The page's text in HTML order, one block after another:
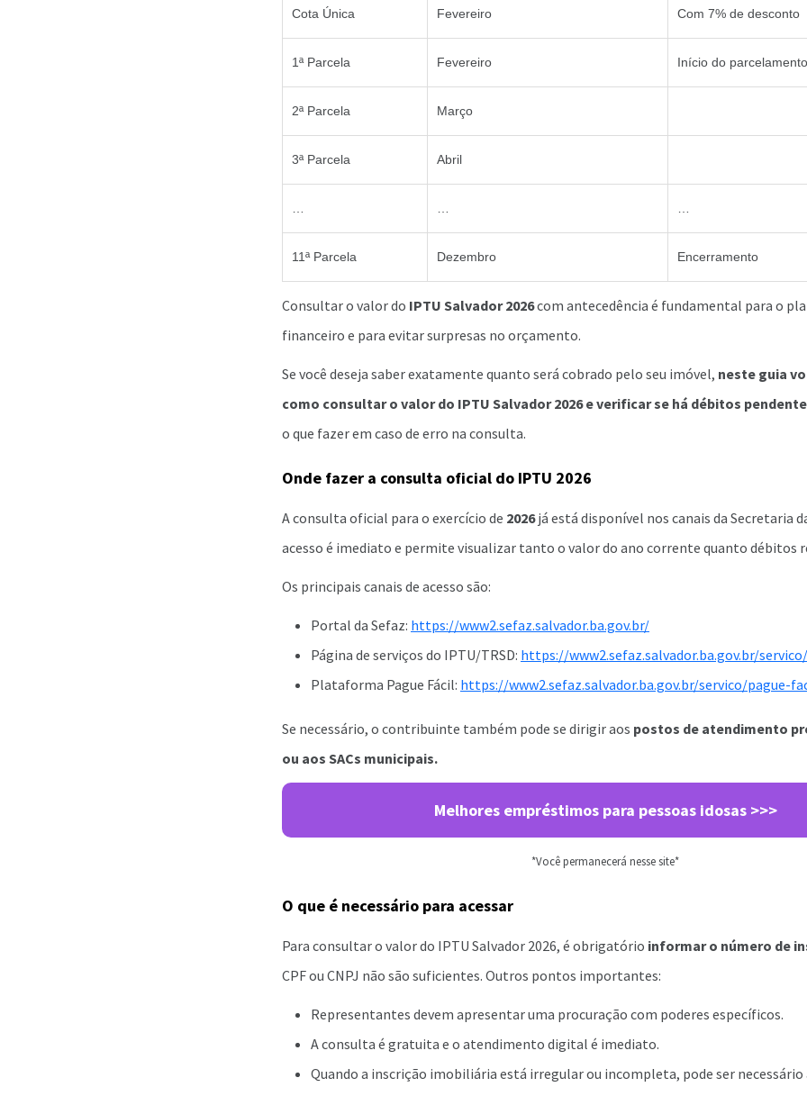
Cota Única Fevereiro Com 7% de desconto
1ª Parcela Fevereiro Início do parcelamento
2ª Parcela Março
3ª Parcela Abril
11ª Parcela Dezembro Encerramento
Consultar o valor do IPTU Salvador 2026com antecedência é fundamental para o
financeiro e para evitar surpresas no orçamento.
Se você deseja saber exatamente quanto será cobrado pelo seu imóvel, neste guia
como consultar o valor do IPTU Salvador 2026 e verificar se há débitos
o que fazer em caso de erro na consulta.
Onde fazer a consulta oficial do IPTU 2026
A consulta oficial para o exercício de 2026já está disponível nos canais da Secretaria
acesso é imediato e permite visualizar tanto o valor do ano corrente quanto débitos
Os principais canais de acesso são:
Portal da Sefaz: https://www2.sefaz.salvador.ba.gov.br/
Página de serviços do IPTU/TRSD: https://www2.sefaz.salvador.ba.gov.br/
Plataforma Pague Fácil: https://www2.sefaz.salvador.ba.gov.br/servico/pague-
Se necessário, o contribuinte também pode se dirigir aos postos de atendimento
ou aos SACs municipais.
Melhores empréstimos para pessoas idosas >>>
*Você permanecerá nesse site*
O que é necessário para acessar
Para consultar o valor do IPTU Salvador 2026, é obrigatório informar o número de
CPF ou CNPJ não são suficientes. Outros pontos importantes:
Representantes devem apresentar uma procuração com poderes específicos.
A consulta é gratuita e o atendimento digital é imediato.
Quando a inscrição imobiliária está irregular ou incompleta, pode ser necessário